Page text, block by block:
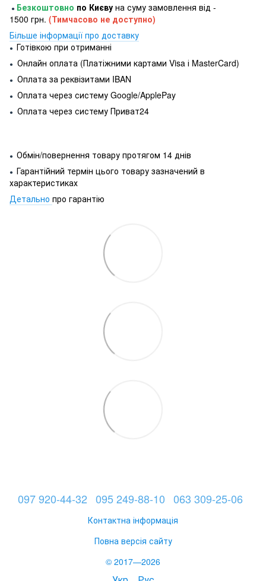
● Безкоштовно по Києву на суму замовлення від -
1500 грн. (Тимчасово не доступно)
Більше інформації про доставку
● Готівкою при отриманні
● Онлайн оплата (Платіжними картами Visa і MasterCard)
● Оплата за реквізитами IBAN
● Оплата через систему Google/ApplePay
● Оплата через систему Приват24
● Обмін/повернення товару протягом 14 днів
● Гарантійний термін цього товару зазначений в
характеристиках
Детально про гарантію
097 920-44-32 095 249-88-10 063 309-25-06
Контактна інформація
Повна версія сайту
© 2017—2026